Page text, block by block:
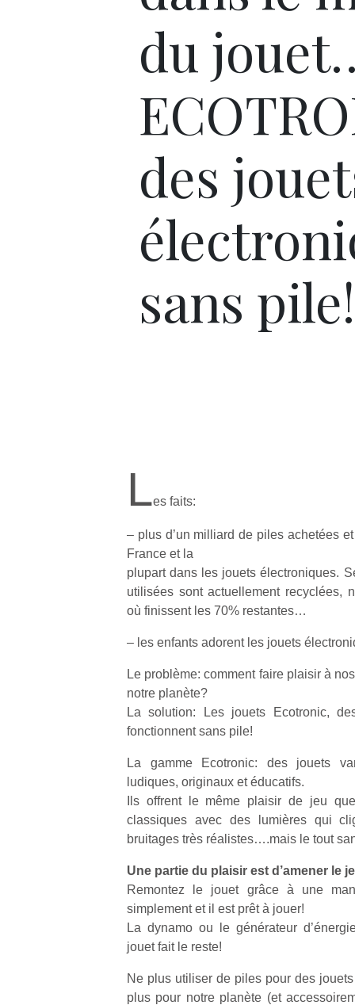
du
des
sans pile!
Les faits:
– plus d’un milliard de piles achetées
France et la
plupart dans les jouets électroniques.
utilisées sont actuellement recyclées,
où finissent les 70% restantes…
– les enfants adorent les jouets
Le problème: comment faire plaisir à
notre planète?
La solution: Les jouets Ecotronic,
fonctionnent sans pile!
La gamme Ecotronic: des jouets
ludiques, originaux et éducatifs.
Ils offrent le même plaisir de jeu
classiques avec des lumières qui
bruitages très réalistes….mais le tout
Une partie du plaisir est d’amener le
Remontez le jouet grâce à une
simplement et il est prêt à jouer!
La dynamo ou le générateur
jouet fait le reste!
Ne plus utiliser de piles pour des
plus pour notre planète (et